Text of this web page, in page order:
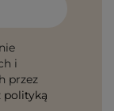
i
przez
polityką